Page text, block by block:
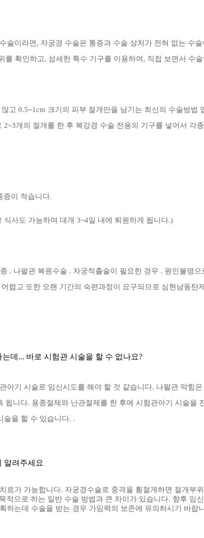
술이라면, 자궁경 수술은 통증과 수술 상처가 전혀 없는 수
를 확인하고, 섬세한 특수 기구를 이용하여, 직접 보면서 수
고 0.5~1cm 크기의 피부 절개만을 남기는 최신의 수술방법
2~3개의 절개를 한 후 복강경 수술 전용의 기구를 넣어서 각
증이 적습니다.
사도 가능하며 대개 3~4일 내에 퇴원하게 됩니다.)
. 나팔관 복원수술 . 자궁적출술이 필요한 경우 . 원인불명
렵고 또한 오랜 기간의 숙련과정이 요구되므로 심현남동
데... 바로 시험관 시술을 할 수 없나요?
아기 시술로 임신시도를 해야 할 것 같습니다. 나팔관 막힘
됩니다. 용종절제와 난관절제를 한 후에 시험관아기 시술을
술을 할 수 있습니다. .
알려주세요
료가 가능합니다. 자궁경수술로 중격을 횡절개하면 절개부
적으로 하는 일반 수술 방법과 큰 차이가 있습니다. 향후 임
하는데 수술을 받는 경우 가임력의 보존에 유의하시기 바랍